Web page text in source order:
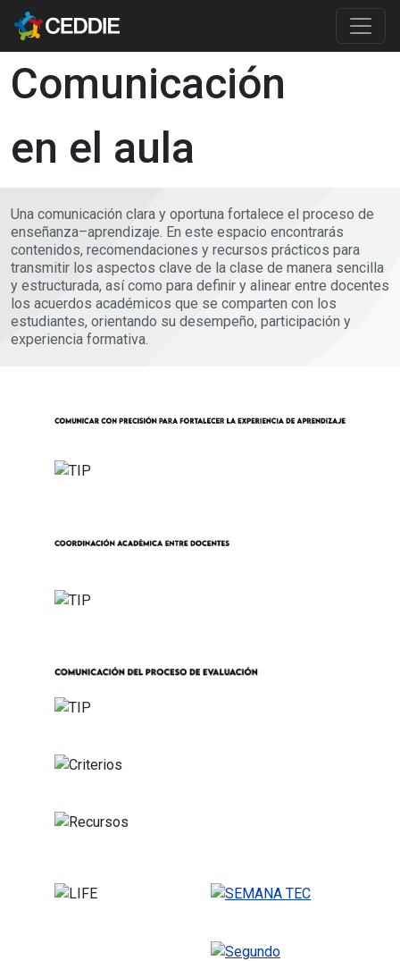
Pasar al contenido principal
Comunicación
en el aula
Una comunicación clara y oportuna fortalece el proceso de
enseñanza–aprendizaje. En este espacio encontrarás
contenidos, recomendaciones y recursos prácticos para
transmitir los aspectos clave de la clase de manera sencilla
y estructurada, así como para definir y alinear entre docentes
los acuerdos académicos que se comparten con los
estudiantes, orientando su desempeño, participación y
experiencia formativa.